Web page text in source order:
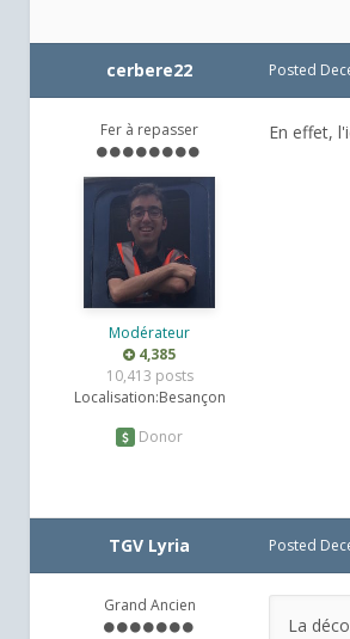
cerbere22
Fer à repasser
Modérateur
4,385
10,413 posts
Localisation:Besançon
Donor
Posted
En effet,
TGV Lyria
Grand Ancien
Posted
La